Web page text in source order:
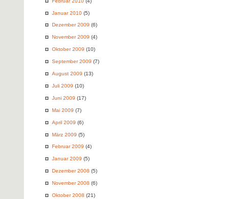
Januar 2010 (5)
Dezember 2009 (6)
November 2009 (4)
Oktober 2009 (10)
September 2009 (7)
August 2009 (13)
Juli 2009 (10)
Juni 2009 (17)
Mai 2009 (7)
April 2009 (6)
März 2009 (5)
Februar 2009 (4)
Januar 2009 (5)
Dezember 2008 (5)
November 2008 (6)
Oktober 2008 (21)